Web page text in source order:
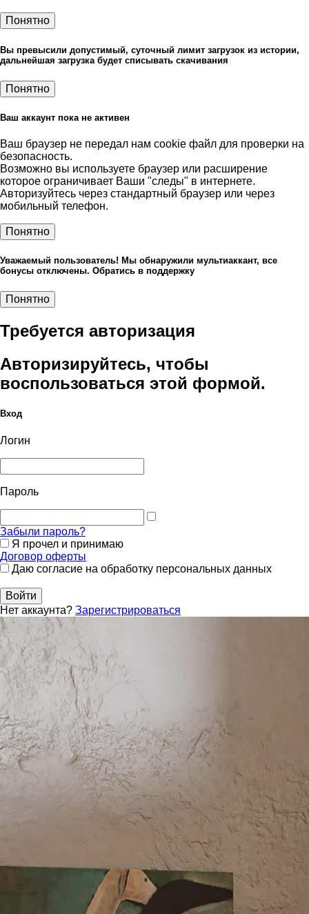
Понятно
Вы превысили допустимый, суточный лимит загрузок из истории,
дальнейшая загрузка будет списывать скачивания
Понятно
Ваш аккаунт пока не активен
Ваш браузер не передал нам cookie файл для проверки на
безопасность.
Возможно вы используете браузер или расширение
которое ограничивает Ваши "следы" в интернете.
Авторизуйтесь через стандартный браузер или через
мобильный телефон.
Понятно
Уважаемый пользователь! Мы обнаружили мультиаккант, все
бонусы отключены. Обратись в поддержку
Понятно
Требуется авторизация
Авторизируйтесь, чтобы
воспользоваться этой формой.
Вход
Логин
Пароль
Забыли пароль?
Я прочел и принимаю
Договор оферты
Даю согласие на обработку персональных данных
Войти
Нет аккаунта? Зарегистрироваться